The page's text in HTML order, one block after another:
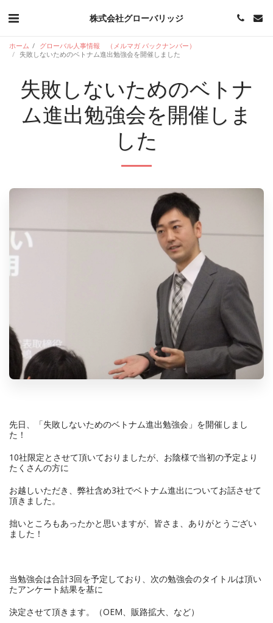
株式会社グローバリッジ
ホーム
グローバル人事情報 （メルマガ バックナンバー）
失敗しないためのベトナム進出勉強会を開催しました
失敗しないためのベトナ
ム進出勉強会を開催しま
した
先日、「失敗しないためのベトナム進出勉強会」を開催しまし
た！
10社限定とさせて頂いておりましたが、お陰様で当初の予定より
たくさんの方に
お越しいただき、弊社含め3社でベトナム進出についてお話させて
頂きました。
拙いところもあったかと思いますが、皆さま、ありがとうござい
ました！
当勉強会は合計3回を予定しており、次の勉強会のタイトルは頂い
たアンケート結果を基に
決定させて頂きます。（OEM、販路拡大、など）